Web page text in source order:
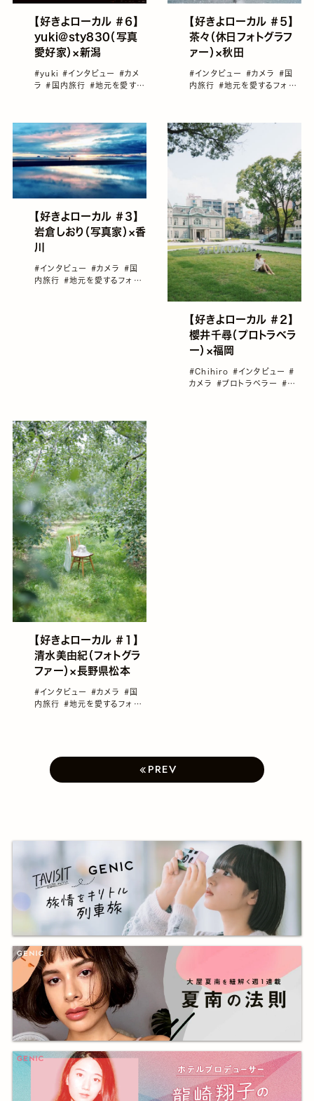
【好きよローカル ＃６】
yuki@sty830（写真
愛好家）×新潟
#yuki#インタビュー #カメ
ラ#国内旅行 #地元を愛する
【好きよローカル ＃５】
茶々（休日フォトグラフ
ァー）×秋田
#インタビュー #カメラ #国
内旅行 #地元を愛するフォト
【好きよローカル ＃３】
岩倉しおり（写真家）×香
川
#インタビュー #カメラ #国
内旅行 #地元を愛するフォト
【好きよローカル ＃２】
櫻井千尋（プロトラベラ
ー）×福岡
#Chihiro #インタビュー#
カメラ #プロトラベラー #九
【好きよローカル ＃１】
清水美由紀（フォトグラ
ファー）×長野県松本
#インタビュー #カメラ #国
内旅行 #地元を愛するフォト